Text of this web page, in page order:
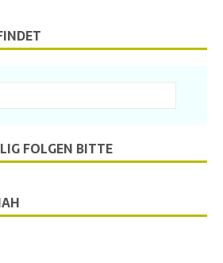
FOLGEN BITTE